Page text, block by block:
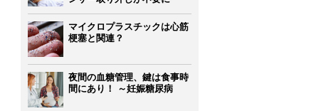
マイクロプラスチックは心筋
梗塞と関連？
夜間の血糖管理、鍵は食事時
間にあり！ ～妊娠糖尿病